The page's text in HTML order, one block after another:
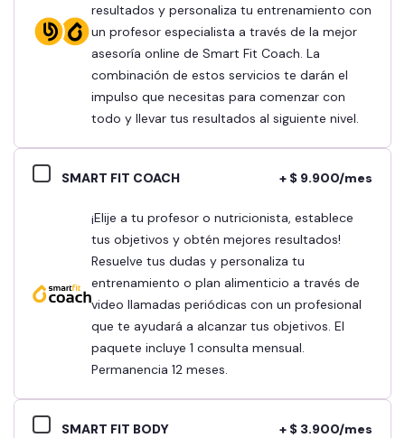
resultados y personaliza tu entrenamiento con
un profesor especialista a través de la mejor
asesoría online de Smart Fit Coach. La
combinación de estos servicios te darán el
impulso que necesitas para comenzar con
todo y llevar tus resultados al siguiente nivel.
SMART FIT COACH + $ 9.900/mes
¡Elije a tu profesor o nutricionista, establece
tus objetivos y obtén mejores resultados!
Resuelve tus dudas y personaliza tu
entrenamiento o plan alimenticio a través de
video llamadas periódicas con un profesional
que te ayudará a alcanzar tus objetivos. El
paquete incluye 1 consulta mensual.
Permanencia 12 meses.
SMART FIT BODY + $ 3.900/mes